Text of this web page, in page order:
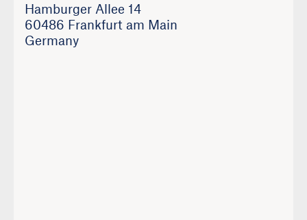
Hamburger Allee 14
60486 Frankfurt am Main
Germany